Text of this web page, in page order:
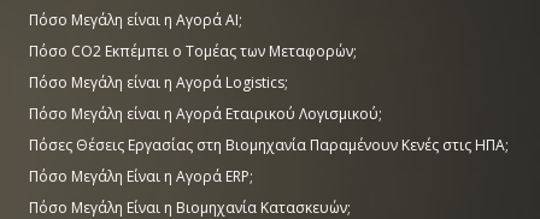
Πόσο Μεγάλη είναι η Αγορά AI;
Πόσο CO2 Εκπέμπει ο Τομέας των Μεταφορών;
Πόσο Μεγάλη είναι η Αγορά Logistics;
Πόσο Μεγάλη είναι η Αγορά Εταιρικού Λογισμικού;
Πόσες Θέσεις Εργασίας στη Βιομηχανία Παραμένουν Κενές στις ΗΠΑ;
Πόσο Μεγάλη Είναι η Αγορά ERP;
Πόσο Μεγάλη Είναι η Βιομηχανία Κατασκευών;